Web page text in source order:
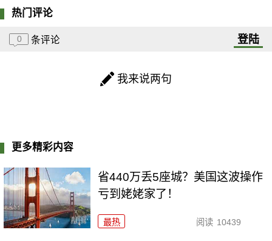
热门评论
0 条评论 登陆
我来说两句
更多精彩内容
省440万丢5座城？美国这波操作
亏到姥姥家了！
最热 阅读 10439